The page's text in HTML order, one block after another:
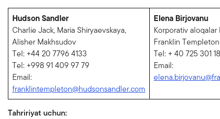
Hudson Sandler
Charlie Jack, Maria Shiryaevskaya,
Alisher Makhsudov
Tel: +44 20 7796 4133
Tel: +998 91 409 97 79
Email:
franklintempleton@hudsonsandler.com
Elena Birjovanu
Korporativ aloqalar
Franklin Templeton
Tel: + 40 725 301
Email:
Tahririyat uchun: